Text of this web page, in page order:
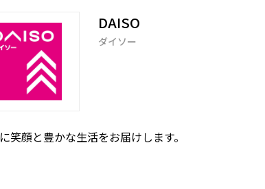
DAISO
ダイソー
笑顔と豊かな生活をお届けします。